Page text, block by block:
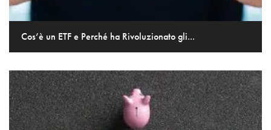
Cos’è un ETF e Perché ha Rivoluzionato gli...